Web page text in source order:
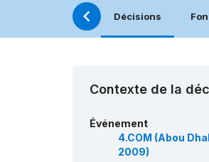
Décisions
Contexte de la
Événement
4.COM (Abou
2009)